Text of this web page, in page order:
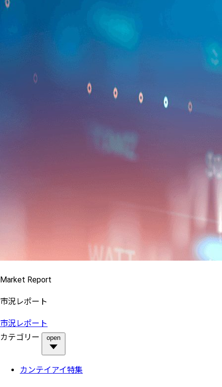
Market Report
市況レポート
市況レポート
カテゴリー
open
カンテイアイ特集